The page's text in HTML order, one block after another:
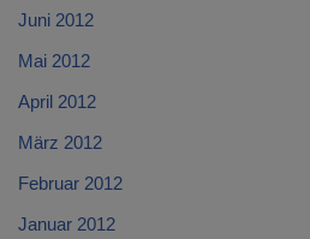
Juni 2012
Mai 2012
April 2012
März 2012
Februar 2012
Januar 2012